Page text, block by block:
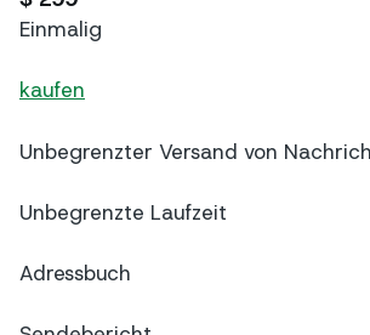
Einmalig
kaufen
Unbegrenzter Versand von
Unbegrenzte Laufzeit
Adressbuch